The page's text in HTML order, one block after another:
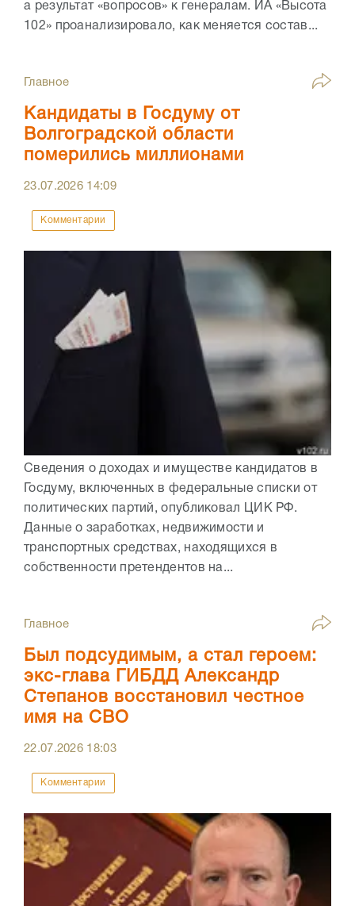
а результат «вопросов» к генералам. ИА «Высота
102» проанализировало, как меняется состав...
Главное
Кандидаты в Госдуму от
Волгоградской области
померились миллионами
23.07.2026 14:09
Комментарии
Сведения о доходах и имуществе кандидатов в
Госдуму, включенных в федеральные списки от
политических партий, опубликовал ЦИК РФ.
Данные о заработках, недвижимости и
транспортных средствах, находящихся в
собственности претендентов на...
Главное
Был подсудимым, а стал героем:
экс-глава ГИБДД Александр
Степанов восстановил честное
имя на СВО
22.07.2026 18:03
Комментарии